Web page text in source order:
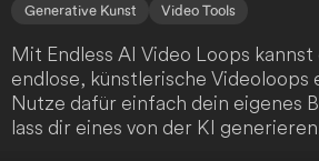
Generative Kunst Video Tools
Mit Endless AI Video Loops kannst
endlose, künstlerische Videoloops
Nutze dafür einfach dein eigenes
lass dir eines von der KI